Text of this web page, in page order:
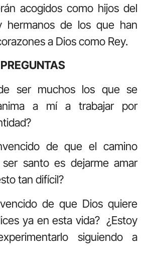
acogidos como hijos del
hermanos de los que han
a Dios como Rey.
PREGUNTAS
ser muchos los que se
a mí a trabajar por
de que el camino
santo es dejarme amar
tan difícil?
de que Dios quiere
ya en esta vida? ¿Estoy
siguiendo a